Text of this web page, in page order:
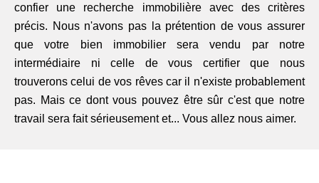
confier une recherche immobilière avec des critères
précis. Nous n'avons pas la prétention de vous assurer
que votre bien immobilier sera vendu par notre
intermédiaire ni celle de vous certifier que nous
trouverons celui de vos rêves car il n'existe probablement
pas. Mais ce dont vous pouvez être sûr c'est que notre
travail sera fait sérieusement et... Vous allez nous aimer.